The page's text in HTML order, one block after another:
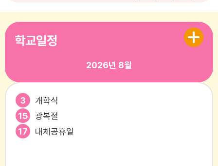
학교일정
2026년 8월
3
개학식
15
광복절
17
대체공휴일